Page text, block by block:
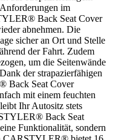
im
Back Seat Cover
abnehmen. Die
sicher an Ort und Stelle
der Fahrt. Zudem
um die Seitenwände
der strapazierfähigen
Back Seat Cover
mit einem feuchten
Ihr Autositz stets
Back Seat
Funktionalität, sondern